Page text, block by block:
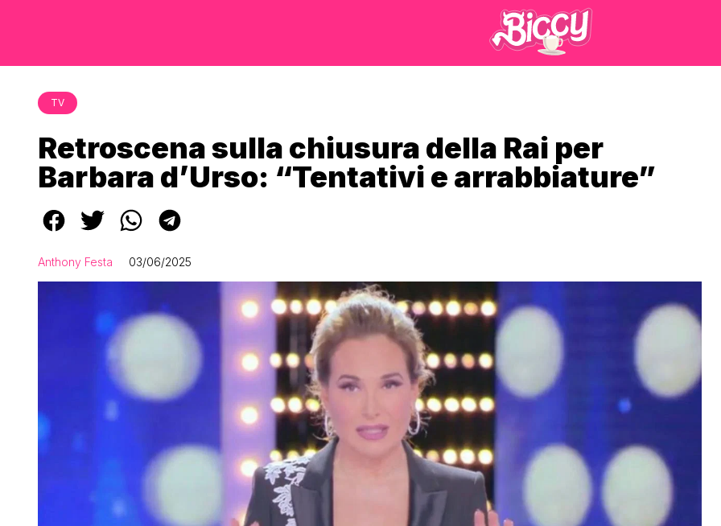
TV
Retroscena sulla chiusura della Rai per
Barbara d’Urso: “Tentativi e arrabbiature”
Anthony Festa 03/06/2025